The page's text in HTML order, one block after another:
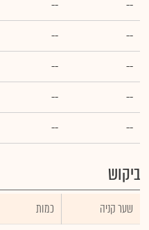
--
--
--
--
--
--
--
--
--
--
ביקוש
שער קניה כמות